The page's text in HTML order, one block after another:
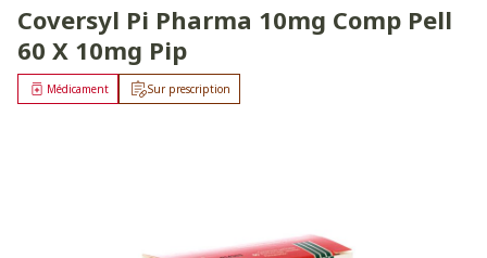
Coversyl Pi Pharma 10mg Comp Pell
60 X 10mg Pip
Sur prescription
Médicament